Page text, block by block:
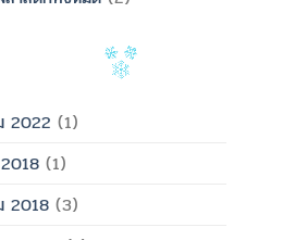
2022 (1)
(1)
2018 (3)